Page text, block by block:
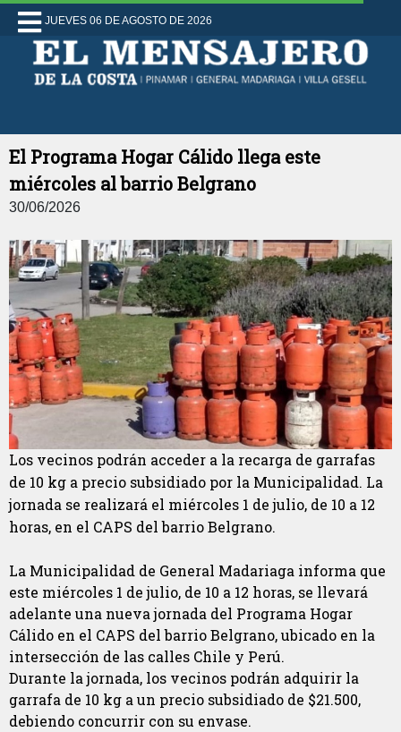
JUEVES 06 DE AGOSTO DE 2026
El Programa Hogar Cálido llega este
miércoles al barrio Belgrano
30/06/2026
Los vecinos podrán acceder a la recarga de garrafas
de 10 kg a precio subsidiado por la Municipalidad. La
jornada se realizará el miércoles 1 de julio, de 10 a 12
horas, en el CAPS del barrio Belgrano.
La Municipalidad de General Madariaga informa que
este miércoles 1 de julio, de 10 a 12 horas, se llevará
adelante una nueva jornada del Programa Hogar
Cálido en el CAPS del barrio Belgrano, ubicado en la
intersección de las calles Chile y Perú.
Durante la jornada, los vecinos podrán adquirir la
garrafa de 10 kg a un precio subsidiado de $21.500,
debiendo concurrir con su envase.